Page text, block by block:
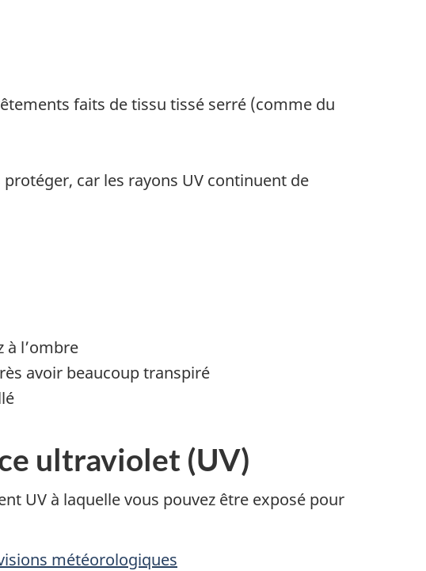
faits de tissu tissé serré (comme du
car les rayons UV continuent de
à l’ombre
avoir beaucoup transpiré
ultraviolet (UV)
UV à laquelle vous pouvez être exposé pour
météorologiques